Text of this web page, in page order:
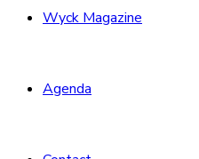
Wyck Magazine
Agenda